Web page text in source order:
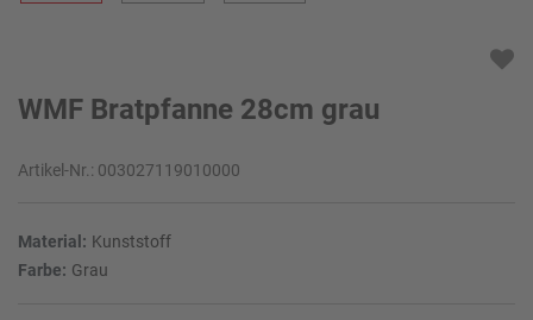
WMF Bratpfanne 28cm grau
Artikel-Nr.: 003027119010000
Material: Kunststoff
Farbe: Grau